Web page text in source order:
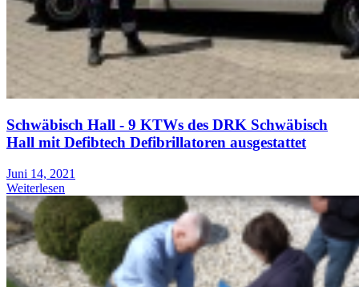
Schwäbisch Hall - 9 KTWs des DRK Schwäbisch
Hall mit Defibtech Defibrillatoren ausgestattet
Juni 14, 2021
Weiterlesen